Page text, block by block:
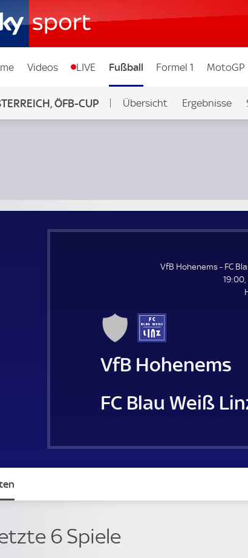
Videos LIVE Fußball Formel 1 MotoGP
ÖFB-CUP Übersicht Ergebnisse
VfB Hohenems - FC
19:00,
VfB Hohenems
FC Blau Weiß
6 Spiele